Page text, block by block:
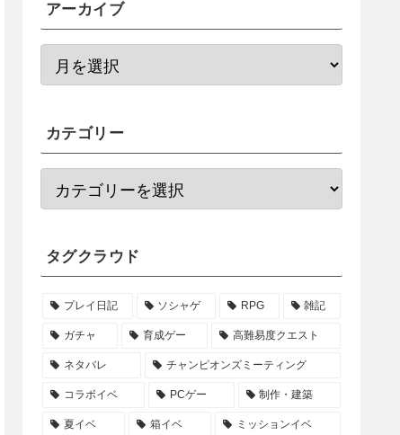
アーカイブ
カテゴリー
タグクラウド
プレイ日記 ソシャゲ RPG 雑記
ガチャ 育成ゲー 高難易度クエスト
ネタバレ チャンピオンズミーティング
コラボイベ PCゲー 制作・建築
夏イベ 箱イベ ミッションイベ